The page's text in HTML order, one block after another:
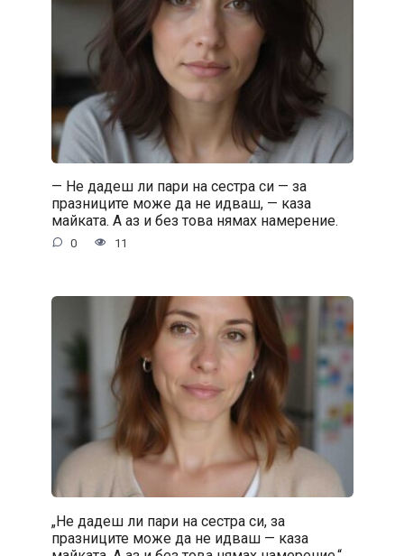
— Не дадеш ли пари на сестра си — за
празниците може да не идваш, — каза
майката. А аз и без това нямах намерение.
0 11
„Не дадеш ли пари на сестра си, за
празниците може да не идваш — каза